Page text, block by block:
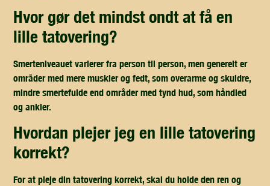
hvor gør det mindst ondt at få en
lille tatovering?
Smerteniveauet varierer fra person til person, men generelt er
områder med mere muskler og fedt, som overarme og skuldre,
mindre smertefulde end områder med tynd hud, som håndled
og ankler.
hvordan plejer jeg en lille tatovering
korrekt?
For at pleje din tatovering korrekt, skal du holde den ren og